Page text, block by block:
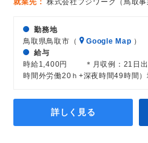
就業先 株式会社フジワーク（鳥取事
勤務地
鳥取県鳥取市（
Google Map ）
給与
時給1,400円 ＊月収例：21日出
時間外労働20ｈ+深夜時間49時間
詳しく見る